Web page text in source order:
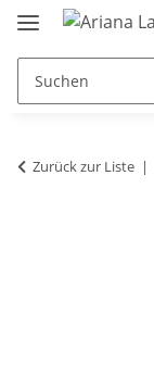
Zurück zur Liste